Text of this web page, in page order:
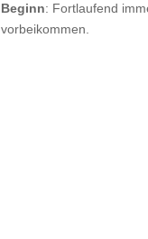
Beginn: Fortlaufend
vorbeikommen.